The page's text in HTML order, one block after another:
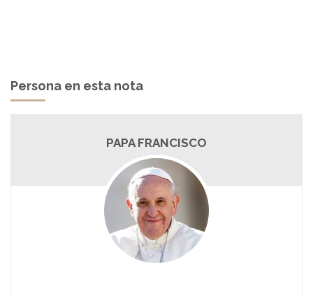
Persona en esta nota
PAPA FRANCISCO